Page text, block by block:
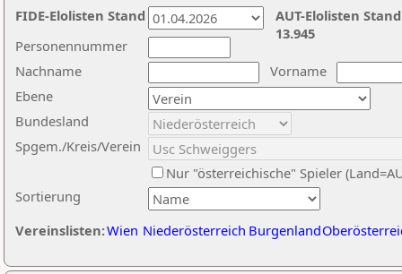
Nachname
Vorname
Ebene
Sortierung
Personennummer
Bundesland
Spgem./Kreis/Verein
Nur "österreichische" Spieler
Vereinslisten:Wien Niederösterreich Burgenland
AUT-Elolisten
13.945
FIDE-Elolisten Stand